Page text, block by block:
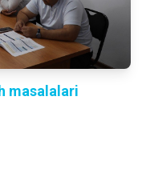
masalalari